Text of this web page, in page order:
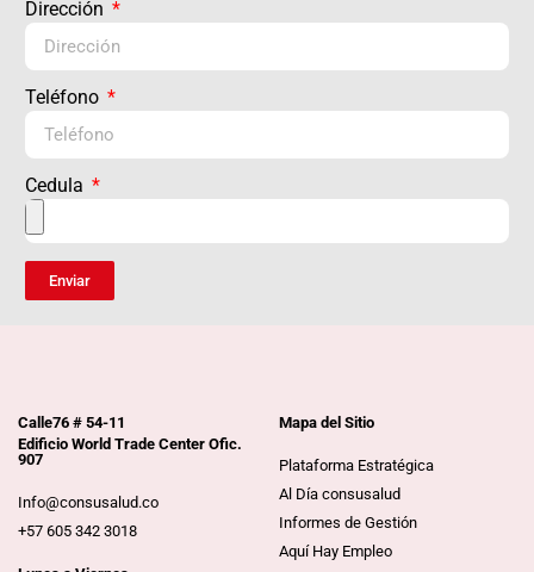
Dirección
Teléfono
Cedula
Enviar
Calle76 # 54-11
Edificio World Trade Center Ofic.
907
Info@consusalud.co
+57 605 342 3018
Mapa del Sitio
Plataforma Estratégica
Al Día consusalud
Informes de Gestión
Aquí Hay Empleo